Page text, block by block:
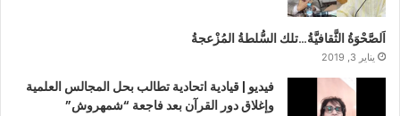
اَلصَّحْوَةُ الثَّقافيَّةُ…تلك السُّلطةُ المُزْعجةُ
يناير 3, 2019
فيديو | قيادية اتحادية تطالب بحل المجالس العلمية
وإغلاق دور القرآن بعد فاجعة “شمهروش”